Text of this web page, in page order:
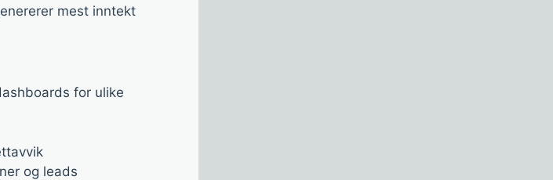
mest inntekt
for ulike
og leads